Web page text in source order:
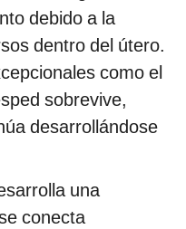
debido a la
dentro del útero.
como el
sobrevive,
desarrollándose
una
conecta